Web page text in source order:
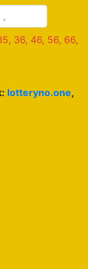
36, 46, 56, 66,
lotteryno.one,